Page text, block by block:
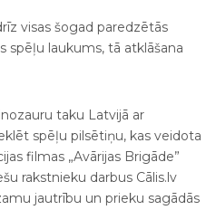
visas šogad paredzētās
spēļu laukums, tā atklāšana
taku Latvijā ar
spēļu pilsētiņu, kas veidota
filmas „Avārijas Brigāde”
rakstnieku darbus Cālis.lv
jautrību un prieku sagādās